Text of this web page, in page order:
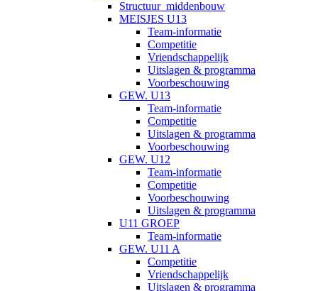
Structuur_middenbouw
MEISJES U13
Team-informatie
Competitie
Vriendschappelijk
Uitslagen & programma
Voorbeschouwing
GEW. U13
Team-informatie
Competitie
Uitslagen & programma
Voorbeschouwing
GEW. U12
Team-informatie
Competitie
Voorbeschouwing
Uitslagen & programma
U11 GROEP
Team-informatie
GEW. U11 A
Competitie
Vriendschappelijk
Uitslagen & programma